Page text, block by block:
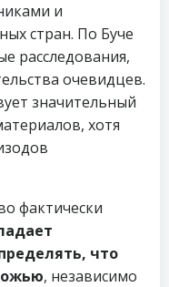
и
стран. По Буче
расследования,
очевидцев.
значительный
хотя
фактически
что
, независимо